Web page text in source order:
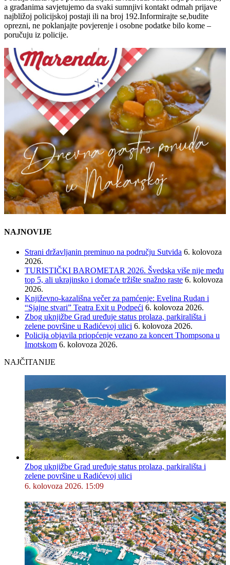
a građanima savjetujemo da svaki sumnjivi kontakt odmah prijave
najbližoj policijskoj postaji ili na broj 192.Informirajte se,budite
oprezni, ne poklanjajte povjerenje i osobne podatke bilo kome –
poručuju iz policije.
NAJNOVIJE
Strani državljanin preminuo na području Sutvida 6. kolovoza
2026.
TURISTIČKI BAROMETAR 2026. Švedska više nije među
top 5, ali ukrajinsko i domaće tržište snažno raste 6. kolovoza
2026.
Književno-kazališna večer za pamćenje: Evelina Rudan i
“Sjajne stvari” Teatra Exit u Podpeći 6. kolovoza 2026.
Zbog uknjižbe Grad uređuje status prolaza, parkirališta i
zelene površine u Radićevoj ulici 6. kolovoza 2026.
Policija objavila priopćenje vezano za koncert Thompsona u
Imotskom 6. kolovoza 2026.
NAJČITANIJE
Zbog uknjižbe Grad uređuje status prolaza, parkirališta i
zelene površine u Radićevoj ulici
6. kolovoza 2026. 15:09